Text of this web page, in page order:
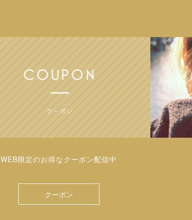
WEB限定のお得なクーポン配信中
クーポン